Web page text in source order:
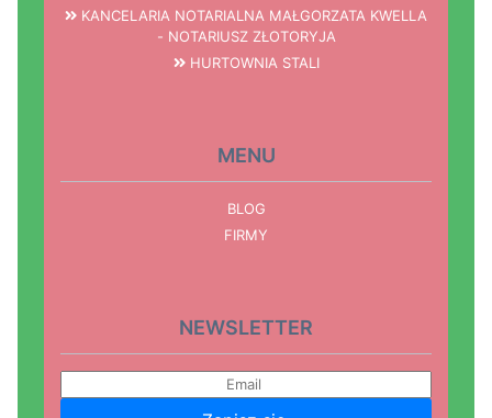
KANCELARIA NOTARIALNA MAŁGORZATA KWELLA
- NOTARIUSZ ZŁOTORYJA
HURTOWNIA STALI
MENU
BLOG
FIRMY
NEWSLETTER